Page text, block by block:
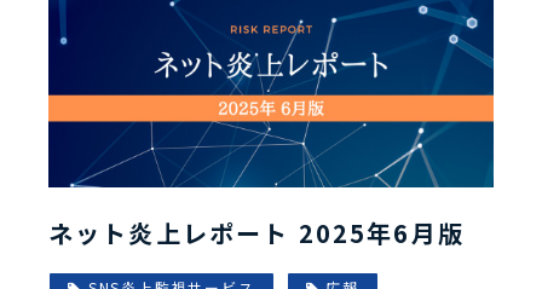
ネット炎上レポート 2025年6月版